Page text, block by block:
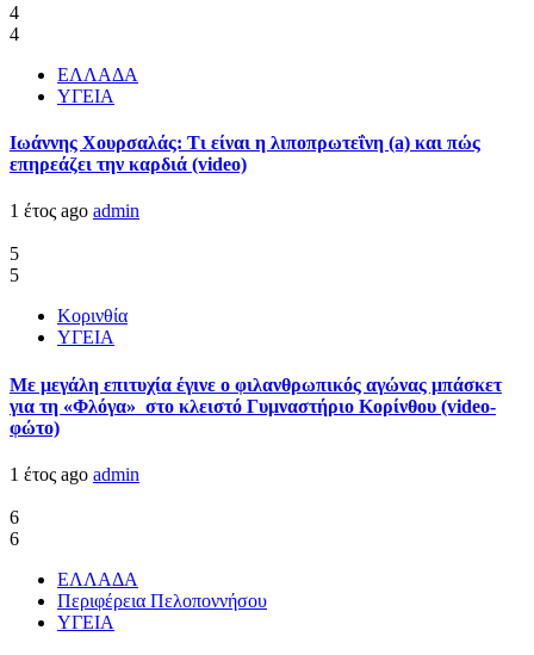
4
4
ΕΛΛΑΔΑ
ΥΓΕΙΑ
Ιωάννης Χουρσαλάς: Τι είναι η λιποπρωτεΐνη (a) και πώς
επηρεάζει την καρδιά (video)
1 έτος ago admin
5
5
Κορινθία
ΥΓΕΙΑ
Με μεγάλη επιτυχία έγινε ο φιλανθρωπικός αγώνας μπάσκετ
για τη «Φλόγα» στο κλειστό Γυμναστήριο Κορίνθου (video-
φώτο)
1 έτος ago admin
6
6
ΕΛΛΑΔΑ
Περιφέρεια Πελοποννήσου
ΥΓΕΙΑ